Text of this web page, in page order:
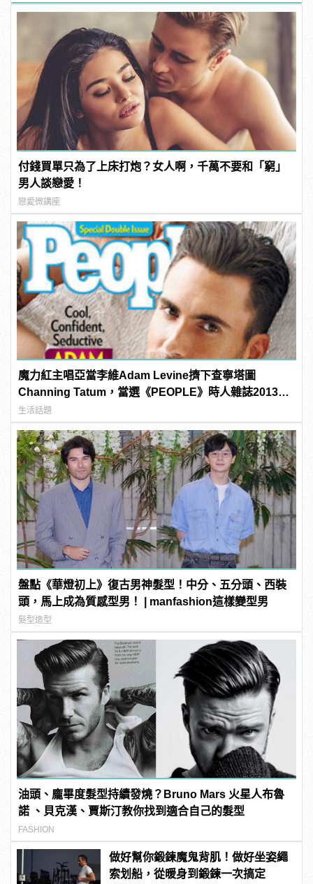
付錢買單只為了上床打炮？女人啊，千萬不要和「窮」
男人談戀愛！
戀愛微講座
魔力紅主唱亞當李維Adam Levine擠下查寧塔圖
Channing Tatum，當選《PEOPLE》時人雜誌2013年
最性感男人！
生活話題
盤點《華燈初上》復古男神髮型！中分、五分頭、西裝
頭，馬上成為質感型男！ | manfashion這樣變型男
髮型造型
油頭、龐畢度髮型持續發燒？Bruno Mars 火星人布魯
諾 、貝克漢、賈斯汀教你找到適合自己的髮型
FASHION
做好幫你鍛鍊魔鬼背肌！做好坐姿繩
索划船，從暖身到鍛鍊一次搞定